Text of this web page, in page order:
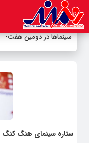
سینماها در دومین هفته_
ستاره سینمای هنگ